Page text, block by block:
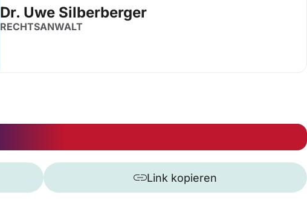
Dr. Uwe Silberberger
RECHTSANWALT
Link kopieren